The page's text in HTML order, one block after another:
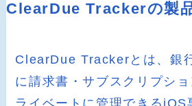
ClearDue Trackerの製
ClearDue Trackerとは、銀
に請求書・サブスクリプシ